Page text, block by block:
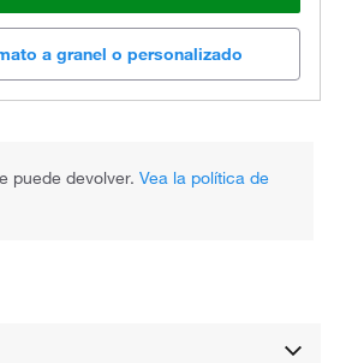
a granel o personalizado
puede devolver.Vea la política de